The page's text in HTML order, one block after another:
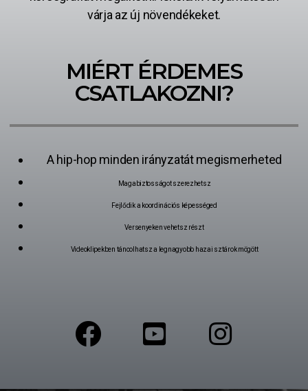
várja az új növendékeket.
MIÉRT ÉRDEMES
CSATLAKOZNI?
A hip-hop minden irányzatát megismerheted
Magabiztosságot szerezhetsz
Fejlődik a koordinációs képességed
Versenyeken vehetsz részt
Videoklipekben táncolhatsz a legnagyobb hazai sztárok mögött